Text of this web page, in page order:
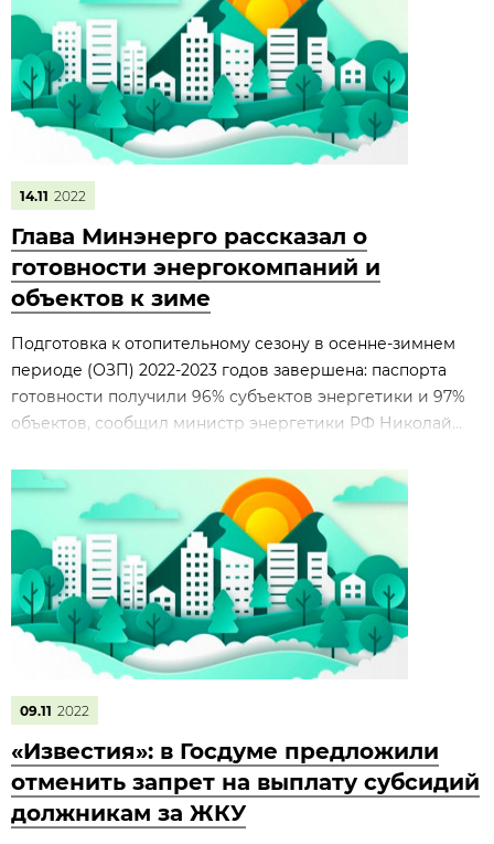
14.11 2022
Глава Минэнерго рассказал о
готовности энергокомпаний и
объектов к зиме
Подготовка к отопительному сезону в осенне-зимнем
периоде (ОЗП) 2022-2023 годов завершена: паспорта
готовности получили 96% субъектов энергетики и 97%
объектов, сообщил министр энергетики РФ Николай...
09.11 2022
«Известия»: в Госдуме предложили
отменить запрет на выплату субсидий
должникам за ЖКУ